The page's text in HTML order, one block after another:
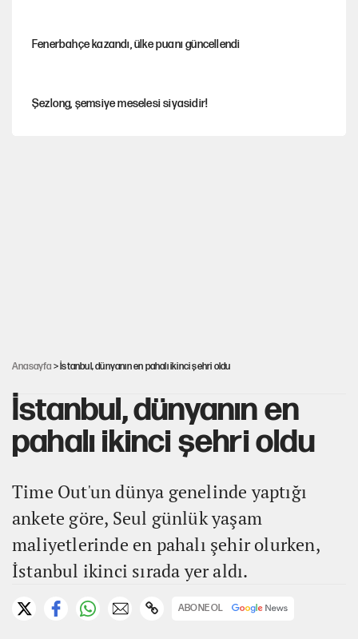
Fenerbahçe kazandı, ülke puanı güncellendi
Şezlong, şemsiye meselesi siyasidir!
Anasayfa > İstanbul, dünyanın en pahalı ikinci şehri oldu
İstanbul, dünyanın en
pahalı ikinci şehri oldu
Time Out'un dünya genelinde yaptığı
ankete göre, Seul günlük yaşam
maliyetlerinde en pahalı şehir olurken,
İstanbul ikinci sırada yer aldı.
ABONE OL